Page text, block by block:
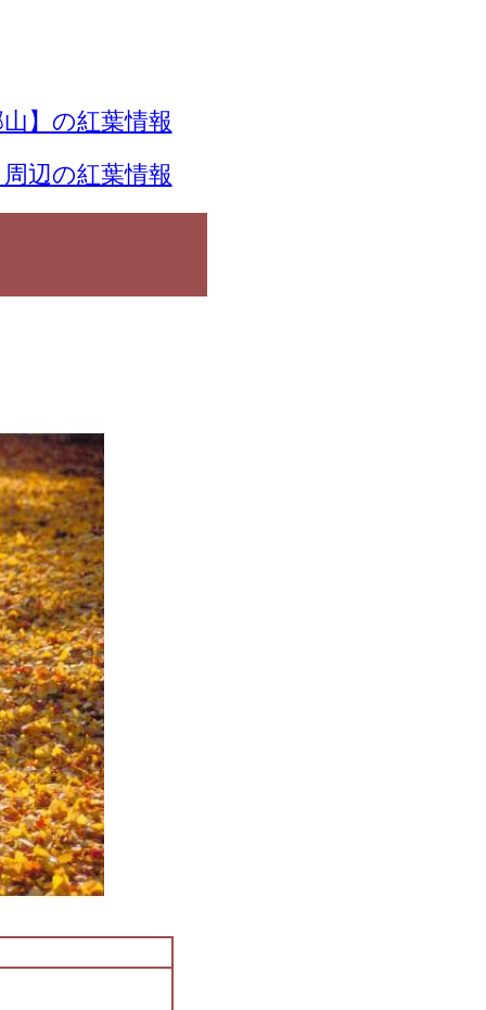
】の紅葉情報
辺の紅葉情報